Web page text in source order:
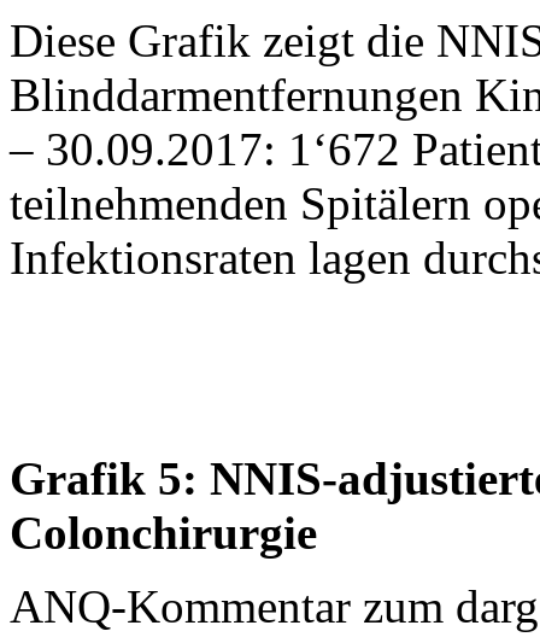
Diese Grafik zeigt die
Blinddarmentfernungen
– 30.09.2017: 1‘672
teilnehmenden Spitälern
Infektionsraten lagen
Grafik 5: NNIS-
Colonchirurgie
ANQ-Kommentar zum